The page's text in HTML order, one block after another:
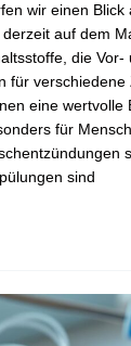
wir einen Blick
auf dem
die Vor-
für verschiedene
eine wertvolle
für
sind